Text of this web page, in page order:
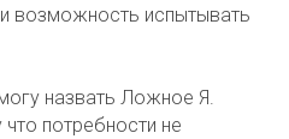
возможность испытывать
назвать Ложное Я.
потребности не